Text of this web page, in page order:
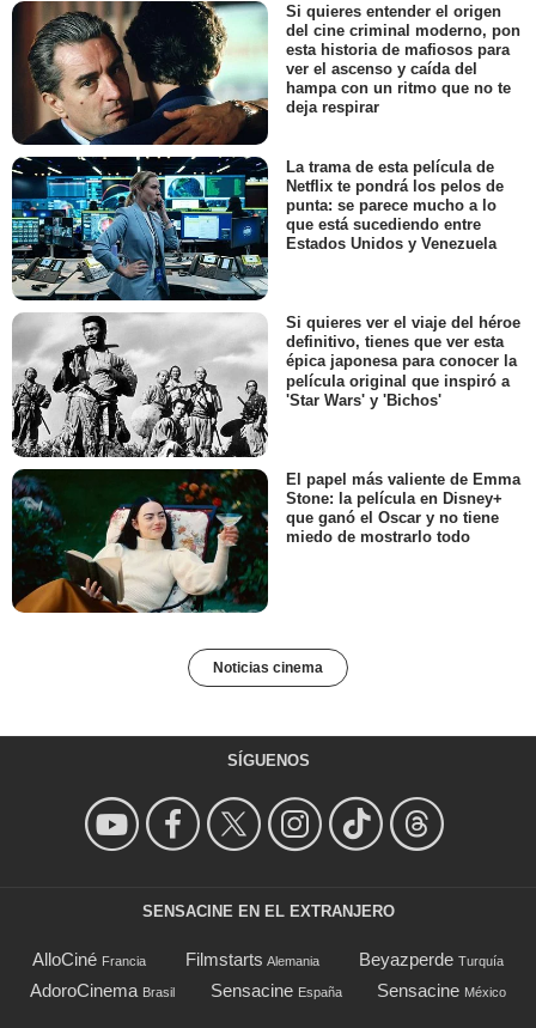
Si quieres entender el origen
del cine criminal moderno, pon
esta historia de mafiosos para
ver el ascenso y caída del
hampa con un ritmo que no te
deja respirar
La trama de esta película de
Netflix te pondrá los pelos de
punta: se parece mucho a lo
que está sucediendo entre
Estados Unidos y Venezuela
Si quieres ver el viaje del héroe
definitivo, tienes que ver esta
épica japonesa para conocer la
película original que inspiró a
'Star Wars' y 'Bichos'
El papel más valiente de Emma
Stone: la película en Disney+
que ganó el Oscar y no tiene
miedo de mostrarlo todo
Noticias cinema
SÍGUENOS
SENSACINE EN EL EXTRANJERO
AlloCiné Francia Filmstarts Alemania Beyazperde Turquía
AdoroCinema Brasil Sensacine España Sensacine México